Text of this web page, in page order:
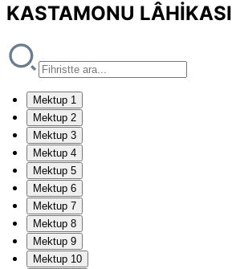
KASTAMONU LÂHİKASI
Mektup 1
Mektup 2
Mektup 3
Mektup 4
Mektup 5
Mektup 6
Mektup 7
Mektup 8
Mektup 9
Mektup 10